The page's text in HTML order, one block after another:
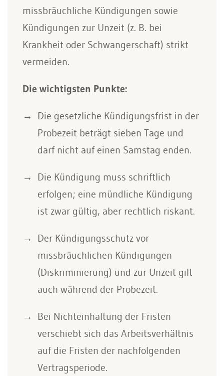
missbräuchliche Kündigungen sowie
Kündigungen zur Unzeit (z. B. bei
Krankheit oder Schwangerschaft) strikt
vermeiden.
Die wichtigsten Punkte:
Die gesetzliche Kündigungsfrist in der
Probezeit beträgt sieben Tage und
darf nicht auf einen Samstag enden.
Die Kündigung muss schriftlich
erfolgen; eine mündliche Kündigung
ist zwar gültig, aber rechtlich riskant.
Der Kündigungsschutz vor
missbräuchlichen Kündigungen
(Diskriminierung) und zur Unzeit gilt
auch während der Probezeit.
Bei Nichteinhaltung der Fristen
verschiebt sich das Arbeitsverhältnis
auf die Fristen der nachfolgenden
Vertragsperiode.